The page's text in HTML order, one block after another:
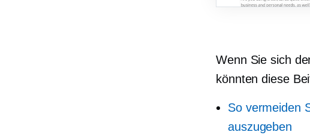
Wenn Sie sich
könnten diese
So vermeiden
auszugeben